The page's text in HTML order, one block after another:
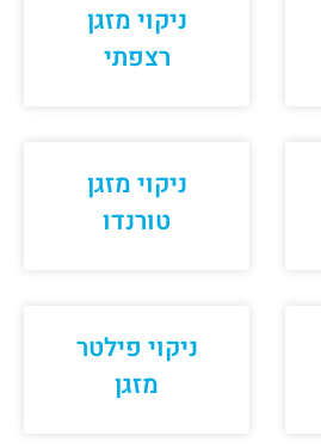
ניקוי מזגן
רצפתי
ניקוי מזגן
טורנדו
ניקוי פילטר
מזגן